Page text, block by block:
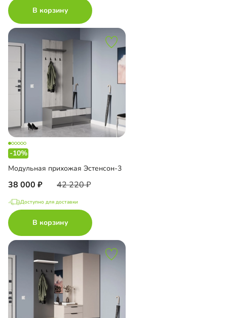
В корзину
-10%
Модульная прихожая Эстенсон-3
38 000 42 220
Доступно для доставки
В корзину